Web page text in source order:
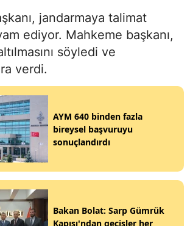
jandarmaya talimat
ediyor. Mahkeme başkanı,
söyledi ve
verdi.
AYM 640 binden fazla
bireysel başvuruyu
sonuçlandırdı
Bakan Bolat: Sarp Gümrük
Kapısı'ndan geçişler her